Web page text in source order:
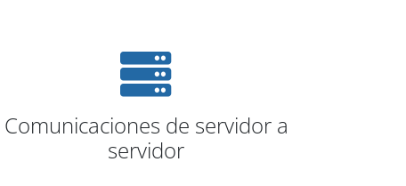
Comunicaciones de servidor a
servidor